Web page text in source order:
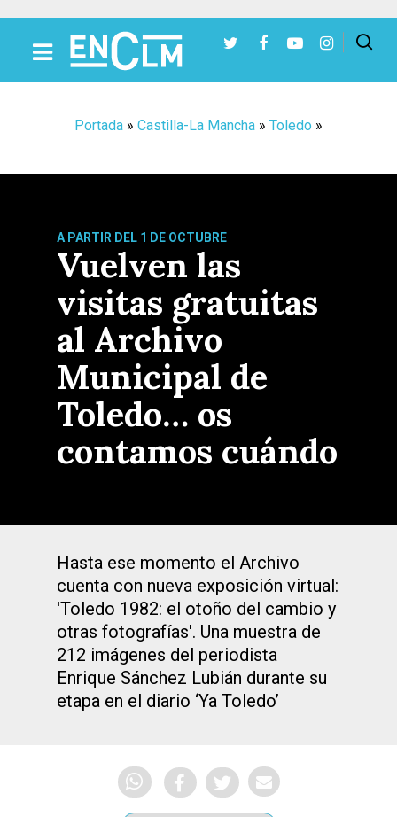
Portada » Castilla-La Mancha » Toledo »
A PARTIR DEL 1 DE OCTUBRE
Vuelven las
visitas gratuitas
al Archivo
Municipal de
Toledo… os
contamos cuándo
Hasta ese momento el Archivo
cuenta con nueva exposición virtual:
'Toledo 1982: el otoño del cambio y
otras fotografías'. Una muestra de
212 imágenes del periodista
Enrique Sánchez Lubián durante su
etapa en el diario ‘Ya Toledo’